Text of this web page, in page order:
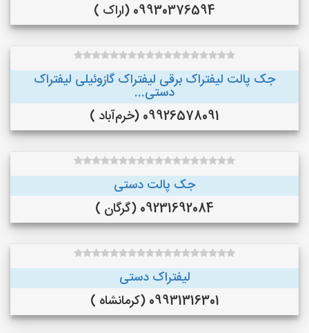
09930376594 (اراک )
جک پالت لیفتراک برقی لیفتراک گازوئیلی لیفتراک
دستی...
09926578091 (خرم‌آباد )
جک پالت دستی
09231692084 (گرگان )
لیفتراک دستی
09931316301 (کرمانشاه )